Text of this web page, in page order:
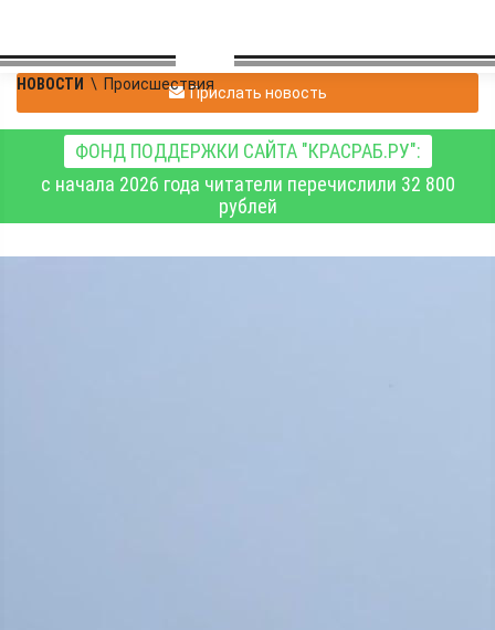
НОВОСТИ \ ПроисшествияПрислать новость
ФОНД ПОДДЕРЖКИ САЙТА "КРАСРАБ.РУ":
с начала 2026 года читатели перечислили 32 800
рублей